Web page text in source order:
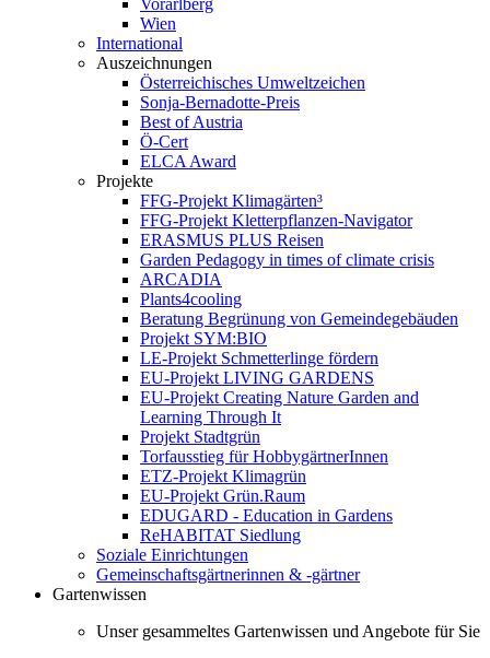
Vorarlberg
Wien
International
Auszeichnungen
Österreichisches Umweltzeichen
Sonja-Bernadotte-Preis
Best of Austria
Ö-Cert
ELCA Award
Projekte
FFG-Projekt Klimagärten³
FFG-Projekt Kletterpflanzen-Navigator
ERASMUS PLUS Reisen
Garden Pedagogy in times of climate crisis
ARCADIA
Plants4cooling
Beratung Begrünung von Gemeindegebäuden
Projekt SYM:BIO
LE-Projekt Schmetterlinge fördern
EU-Projekt LIVING GARDENS
EU-Projekt Creating Nature Garden and
Learning Through It
Projekt Stadtgrün
Torfausstieg für HobbygärtnerInnen
ETZ-Projekt Klimagrün
EU-Projekt Grün.Raum
EDUGARD - Education in Gardens
ReHABITAT Siedlung
Soziale Einrichtungen
Gemeinschaftsgärtnerinnen & -gärtner
Gartenwissen
Unser gesammeltes Gartenwissen und Angebote für Sie